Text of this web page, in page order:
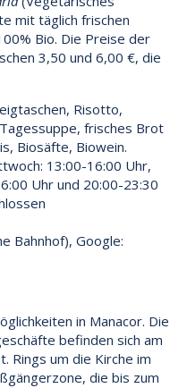
mit täglich frischen
Bio. Die Preise der
3,50 und 6,00 €, die
Risotto,
frisches Brot
Biosäfte, Biowein.
13:00-16:00 Uhr,
Uhr und 20:00-23:30
Bahnhof), Google:
in Manacor. Die
befinden sich am
Rings um die Kirche im
die bis zum